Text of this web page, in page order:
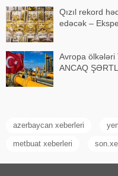
Qızıl rekord
edəcək –
Avropa ölkələri
ANCAQ
azerbaycan xeberleri
metbuat xeberleri